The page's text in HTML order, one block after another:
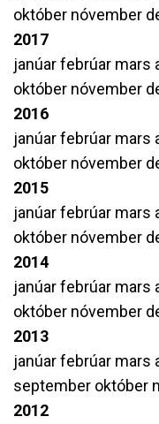
október nóvember
2017
janúarfebrúar mars
október nóvember
2016
janúarfebrúar mars
október nóvember
2015
janúarfebrúar mars
október nóvember
2014
janúarfebrúar mars
október nóvember
2013
janúarfebrúar mars
september október
2012